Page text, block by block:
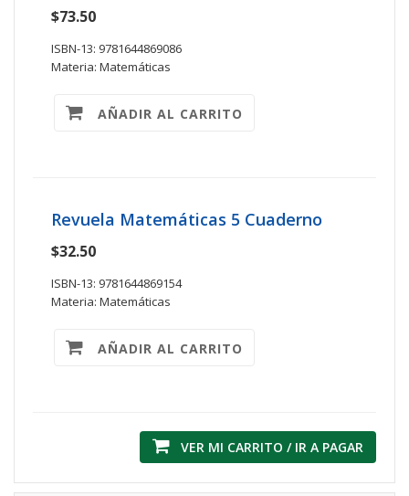
$73.50
ISBN-13: 9781644869086
Materia: Matemáticas
AÑADIR AL CARRITO
Revuela Matemáticas 5 Cuaderno
$32.50
ISBN-13: 9781644869154
Materia: Matemáticas
AÑADIR AL CARRITO
VER MI CARRITO / IR A PAGAR